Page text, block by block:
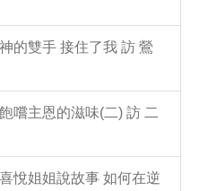
的雙手 接住了我 訪 鶯
嚐主恩的滋味(二) 訪 二
悅姐姐說故事 如何在逆